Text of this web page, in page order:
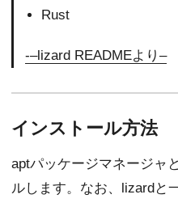
Rust
-–lizard READMEより–
インストール方法
aptパッケージマネージャ
ルします。なお、lizardと